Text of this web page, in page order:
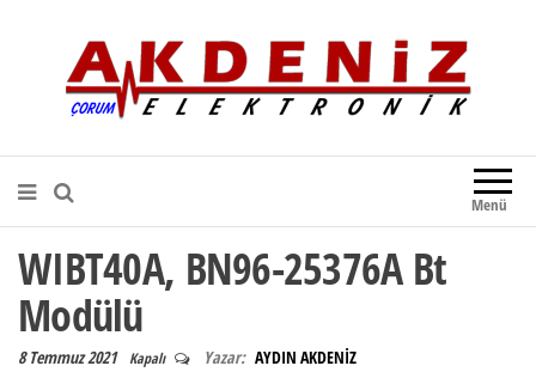
Akdeniz Elektronik
Teknik Destek, Kaliteli Hizmet |
Çorum Elektronik Firması
Menü
WIBT40A, BN96-25376A Bt
Modülü
8 Temmuz 2021 Kapalı Yazar: AYDIN AKDENİZ